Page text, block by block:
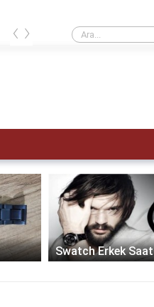
Kol saati kaç atm olmalı?
‹ ›
Swatch Erkek Saat